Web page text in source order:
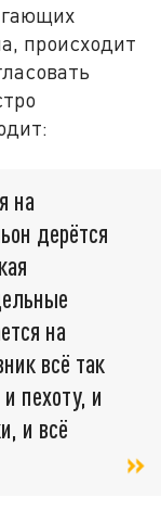
происходит
на
дерётся
на
всё так
пехоту, и
и всё